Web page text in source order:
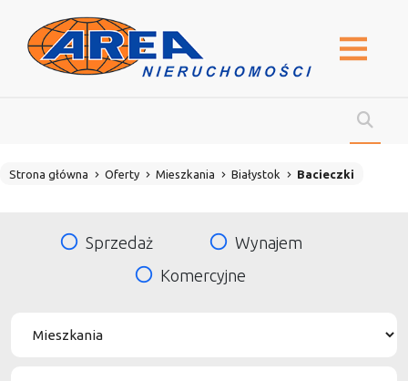
Strona główna Oferty Mieszkania Białystok Bacieczki
Sprzedaż
Wynajem
Komercyjne